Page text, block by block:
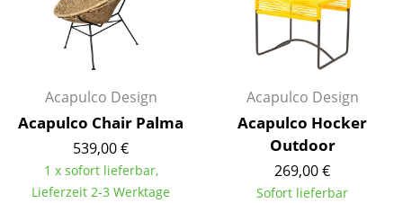
Wandregale
Sideboards & Kommoden
TV Möbel
Beistell- & Rollcontainer
Barmöbel
Acapulco Design
Acapulco Chair Palma
539,00 €
1 x sofort lieferbar,
Lieferzeit 2-3 Werktage
Acapulco Design
Acapulco Hocker
Outdoor
269,00 €
Sofort lieferbar